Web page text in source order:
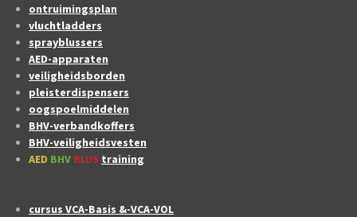
ontruimingsplan
vluchtladders
sprayblussers
AED-apparaten
veiligheidsborden
pleisterdispensers
oogspoelmiddelen
BHV-verbandkoffers
BHV-veiligheidsvesten
AED BHV BLUS training
cursus VCA-Basis &-VCA-VOL